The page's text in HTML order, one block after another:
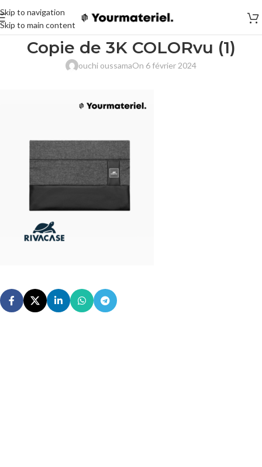
Skip to navigation
Skip to main content
Copie de 3K COLORvu (1)
ouchi oussamaOn 6 février 2024